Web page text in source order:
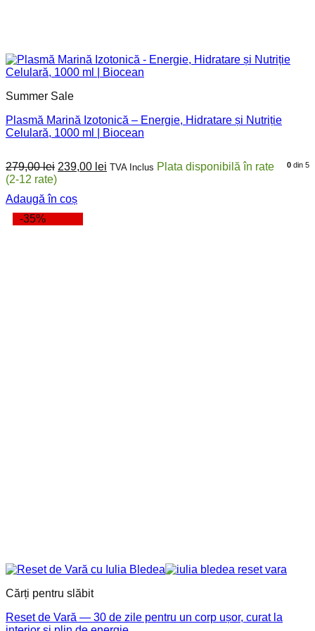
Summer Sale
Plasmă Marină Izotonică – Energie, Hidratare și Nutriție
Celulară, 1000 ml | Biocean
0 din 5
279,00lei Prețul
fost:
279,00 lei.
239,00 lei Prețul
TVA Inclus
Adaugă în coș
-35%
Cărți pentru slăbit
Reset de Vară — 30 de zile pentru un corp ușor, curat la